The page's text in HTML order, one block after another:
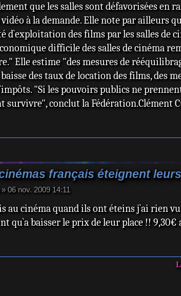
que les salles sont défavorisées en
vidéo à la demande. Elle note par ailleurs
d`exploitation des films par les salles de
difficile des salles de cinéma
Elle estime "des mesures de
des taux de location des films, des
"Si les pouvoirs publics ne
survivre", conclut la Fédération.Clément
français éteignent
06 nov. 2009 14:11
au cinéma quand ils ont éteins j`ai rien
qu`a baisser le prix de leur place !!